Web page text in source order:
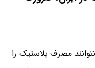
مصرف پلاستیک را